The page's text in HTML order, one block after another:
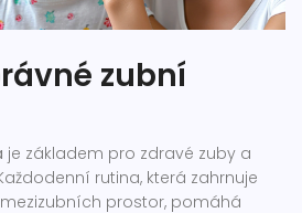
zubní
je základem pro zdravé zuby a
rutina, která zahrnuje
prostor, pomáhá